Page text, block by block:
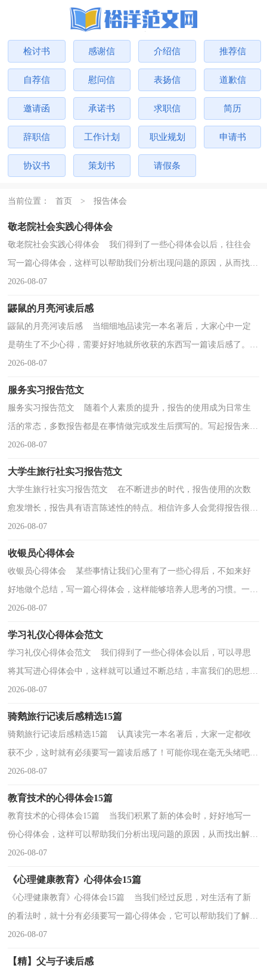
检讨书 感谢信 介绍信 推荐信
自荐信 慰问信 表扬信 道歉信
邀请函 承诺书 求职信 简历
辞职信 工作计划 职业规划 申请书
协议书 策划书 请假条
当前位置： 首页 > 报告体会
敬老院社会实践心得体会
敬老院社会实践心得体会 我们得到了一些心得体会以后，往往会
写一篇心得体会，这样可以帮助我们分析出现问题的原因，从而找出
解决问题的办法。一起来学习心得体会是如何写的吧...
2026-08-07
鼹鼠的月亮河读后感
鼹鼠的月亮河读后感 当细细地品读完一本名著后，大家心中一定
是萌生了不少心得，需要好好地就所收获的东西写一篇读后感了。可
是读后感怎么写才合适呢？以下是小编收集整理的鼹...
2026-08-07
服务实习报告范文
服务实习报告范文 随着个人素质的提升，报告的使用成为日常生
活的常态，多数报告都是在事情做完或发生后撰写的。写起报告来就
毫无头绪？以下是小编收集整理的服务实习报告范文...
2026-08-07
大学生旅行社实习报告范文
大学生旅行社实习报告范文 在不断进步的时代，报告使用的次数
愈发增长，报告具有语言陈述性的特点。相信许多人会觉得报告很难
写吧，下面是小编为大家收集的大学生旅行社实习报...
2026-08-07
收银员心得体会
收银员心得体会 某些事情让我们心里有了一些心得后，不如来好
好地做个总结，写一篇心得体会，这样能够培养人思考的习惯。一起
来学习心得体会是如何写的吧，以下是小编帮大家整理...
2026-08-07
学习礼仪心得体会范文
学习礼仪心得体会范文 我们得到了一些心得体会以后，可以寻思
将其写进心得体会中，这样就可以通过不断总结，丰富我们的思想。
那么写心得体会要注意的内容有什么呢？以下是小编为...
2026-08-07
骑鹅旅行记读后感精选15篇
骑鹅旅行记读后感精选15篇 认真读完一本名著后，大家一定都收
获不少，这时就有必须要写一篇读后感了！可能你现在毫无头绪吧，
以下是小编为大家收集的骑鹅旅行记读后感，欢迎阅读，希...
2026-08-07
教育技术的心得体会15篇
教育技术的心得体会15篇 当我们积累了新的体会时，好好地写一
份心得体会，这样可以帮助我们分析出现问题的原因，从而找出解决
问题的办法。但是心得体会有什么要求呢？以下是小编...
2026-08-07
《心理健康教育》心得体会15篇
《心理健康教育》心得体会15篇 当我们经过反思，对生活有了新
的看法时，就十分有必须要写一篇心得体会，它可以帮助我们了解自
己的这段时间的学习、工作生活状态。那么好的心得...
2026-08-07
【精】父与子读后感